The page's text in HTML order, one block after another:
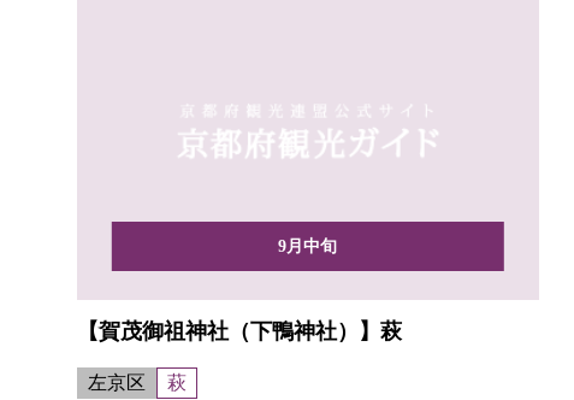
9月中旬
【賀茂御祖神社（下鴨神社）】萩
左京区 萩